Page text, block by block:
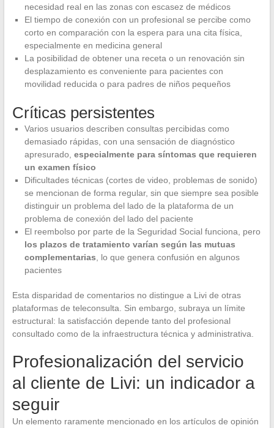
necesidad real en las zonas con escasez de médicos
El tiempo de conexión con un profesional se percibe como
corto en comparación con la espera para una cita física,
especialmente en medicina general
La posibilidad de obtener una receta o un renovación sin
desplazamiento es conveniente para pacientes con
movilidad reducida o para padres de niños pequeños
Críticas persistentes
Varios usuarios describen consultas percibidas como
demasiado rápidas, con una sensación de diagnóstico
apresurado, especialmente para síntomas que requieren
un examen físico
Dificultades técnicas (cortes de video, problemas de sonido)
se mencionan de forma regular, sin que siempre sea posible
distinguir un problema del lado de la plataforma de un
problema de conexión del lado del paciente
El reembolso por parte de la Seguridad Social funciona, pero
los plazos de tratamiento varían según las mutuas
complementarias, lo que genera confusión en algunos
pacientes
Esta disparidad de comentarios no distingue a Livi de otras
plataformas de teleconsulta. Sin embargo, subraya un límite
estructural: la satisfacción depende tanto del profesional
consultado como de la infraestructura técnica y administrativa.
Profesionalización del servicio
al cliente de Livi: un indicador a
seguir
Un elemento raramente mencionado en los artículos de opinión